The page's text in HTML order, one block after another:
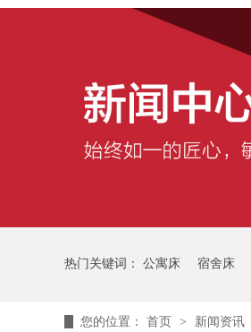
热门关键词： 公寓床 宿舍床
您的位置： 首页 > 新闻资讯